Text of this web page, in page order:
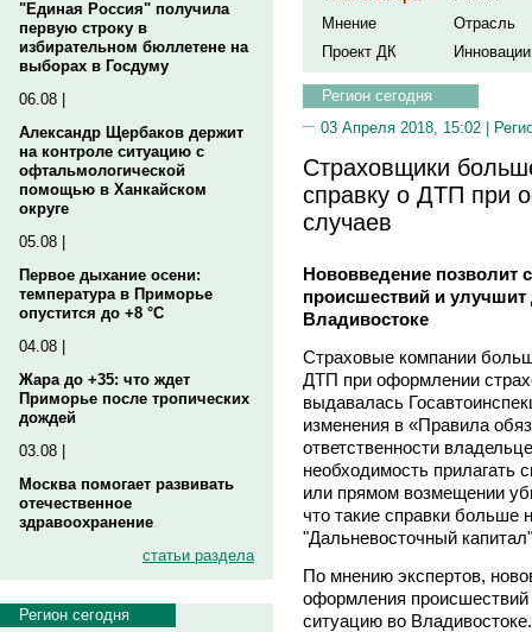
"Единая Россия" получила
первую строку в
избирательном бюллетене на
выборах в Госдуму
06.08 |
Александр Щербаков держит
на контроле ситуацию с
офтальмологической
помощью в Ханкайском
округе
05.08 |
Первое дыхание осени:
температура в Приморье
опустится до +8 °C
04.08 |
Жара до +35: что ждет
Приморье после тропических
дождей
03.08 |
Москва помогает развивать
отечественное
здравоохранение
статьи раздела
Регион сегодня
Мнение
Отрасль
Проект ДК
Инновации
Регион сегодня
03 Апреля 2018, 15:02 |
Страховщики
справку о ДТП при
случаев
Нововведение позволит
происшествий и
Владивостоке
Страховые компании
ДТП при оформлении
выдавалась
изменения в «Правила
ответственности
необходимость прилагать
или прямом возмещении
что такие справки
"Дальневосточный
По мнению экспертов,
оформления
ситуацию во Владивостоке.